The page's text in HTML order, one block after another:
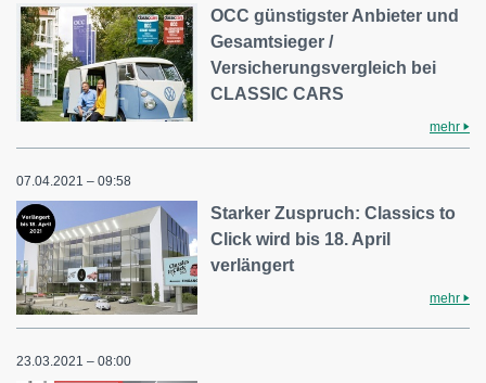
OCC günstigster Anbieter und
Gesamtsieger /
Versicherungsvergleich bei
CLASSIC CARS
mehr
07.04.2021 – 09:58
Starker Zuspruch: Classics to
Click wird bis 18. April
verlängert
mehr
23.03.2021 – 08:00